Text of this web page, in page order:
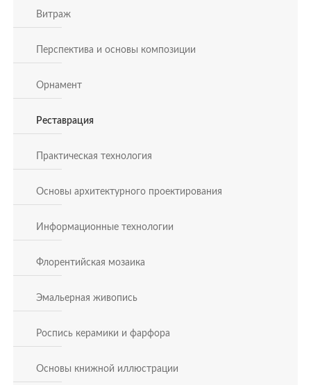
Витраж
Перспектива и основы композиции
Орнамент
Реставрация
Практическая технология
Основы архитектурного проектирования
Информационные технологии
Флорентийская мозаика
Эмальерная живопись
Роспись керамики и фарфора
Основы книжной иллюстрации